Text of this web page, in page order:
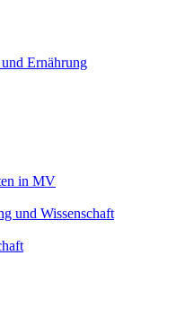
Ernährung
in MV
und Wissenschaft